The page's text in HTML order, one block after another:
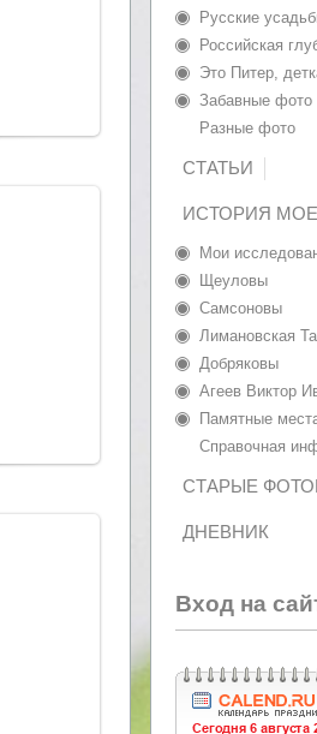
Русские
Российская
Это Питер,
Забавные фото
Разные фото
СТАТЬИ
ИСТОРИЯ
Мои
Щеуловы
Самсоновы
Лимановская
Добряковы
Агеев Виктор
Памятные
Справочная
СТАРЫЕ
ДНЕВНИК
Вход на